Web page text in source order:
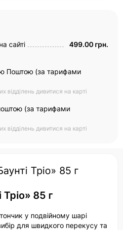
сайті 499.00 грн.
Поштою (за тарифами
відділень дивитися на карті
(за тарифами
відділень дивитися на карті
Тріо» 85 г
85 г
у подвійному шарі
для швидкого перекусу та